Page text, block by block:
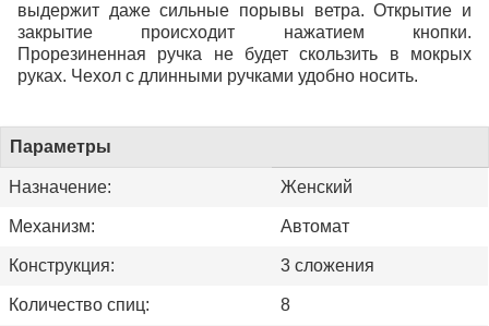
выдержит даже сильные порывы ветра. Открытие и
закрытие происходит нажатием кнопки.
Прорезиненная ручка не будет скользить в мокрых
руках. Чехол с длинными ручками удобно носить.
Параметры
Назначение: Женский
Механизм: Автомат
Конструкция: 3 сложения
Количество спиц: 8